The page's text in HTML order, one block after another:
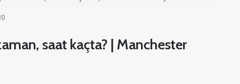
saat kaçta? | Manchester